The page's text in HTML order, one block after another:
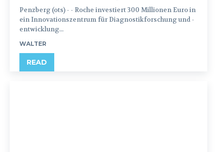
Penzberg (ots) - - Roche investiert 300 Millionen Euro in
ein Innovationszentrum für Diagnostikforschung und -
entwicklung...
WALTER
READ